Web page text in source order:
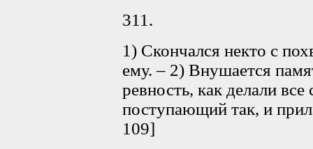
311.
1) Скончался некто с
ему. – 2) Внушается
ревность, как делали
поступающий так, и
109]